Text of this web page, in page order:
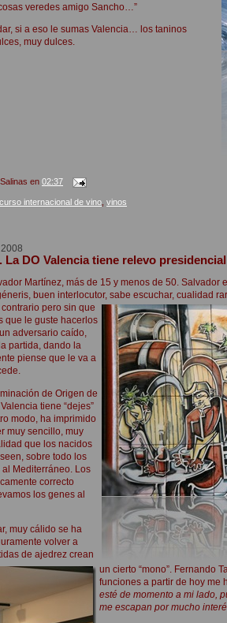
veredes amigo Sancho…”
si a eso le sumas Valencia… los taninos
muy dulces.
en 02:37
internacional de vino vinos
La DO Valencia tiene relevo presidencial
Martínez, más de 15 y menos de 50. Salvador
buen interlocutor, sabe escuchar, cualidad
pero sin que
que le guste hacerlos
adversario caído,
partida, dando la
piense que le va a
de Origen de
tiene “dejes”
modo, ha imprimido
muy sencillo, muy
que los nacidos
sobre todo los
Mediterráneo. Los
correcto
los genes al
muy cálido se ha
volver a
de ajedrez crean
un cierto “mono”. Fernando
funciones a partir de hoy me
esté de momento a mi lado,
me escapan por mucho